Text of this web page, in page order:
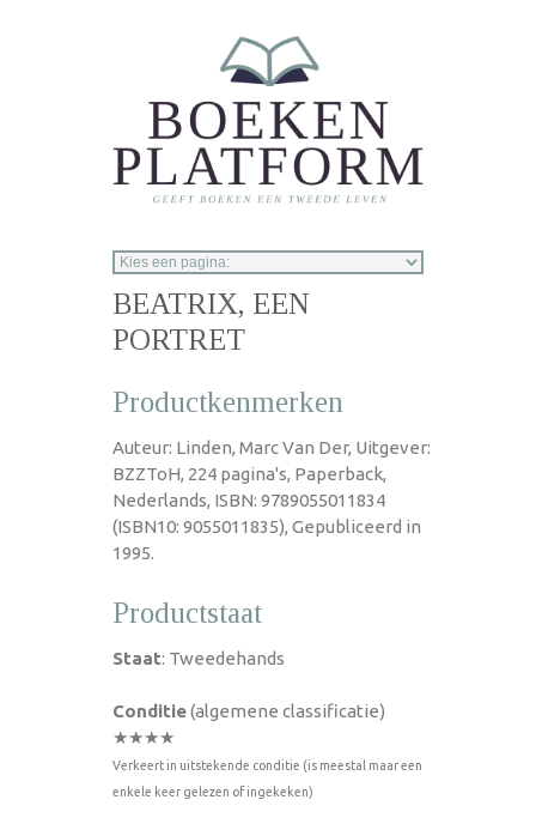
BEATRIX, EEN
PORTRET
Productkenmerken
Auteur: Linden, Marc Van Der, Uitgever:
BZZToH, 224 pagina's, Paperback,
Nederlands, ISBN: 9789055011834
(ISBN10: 9055011835), Gepubliceerd in
1995.
Productstaat
Staat: Tweedehands
Conditie(algemene classificatie)
★★★★
Verkeert in uitstekende conditie (is meestal maar een
enkele keer gelezen of ingekeken)